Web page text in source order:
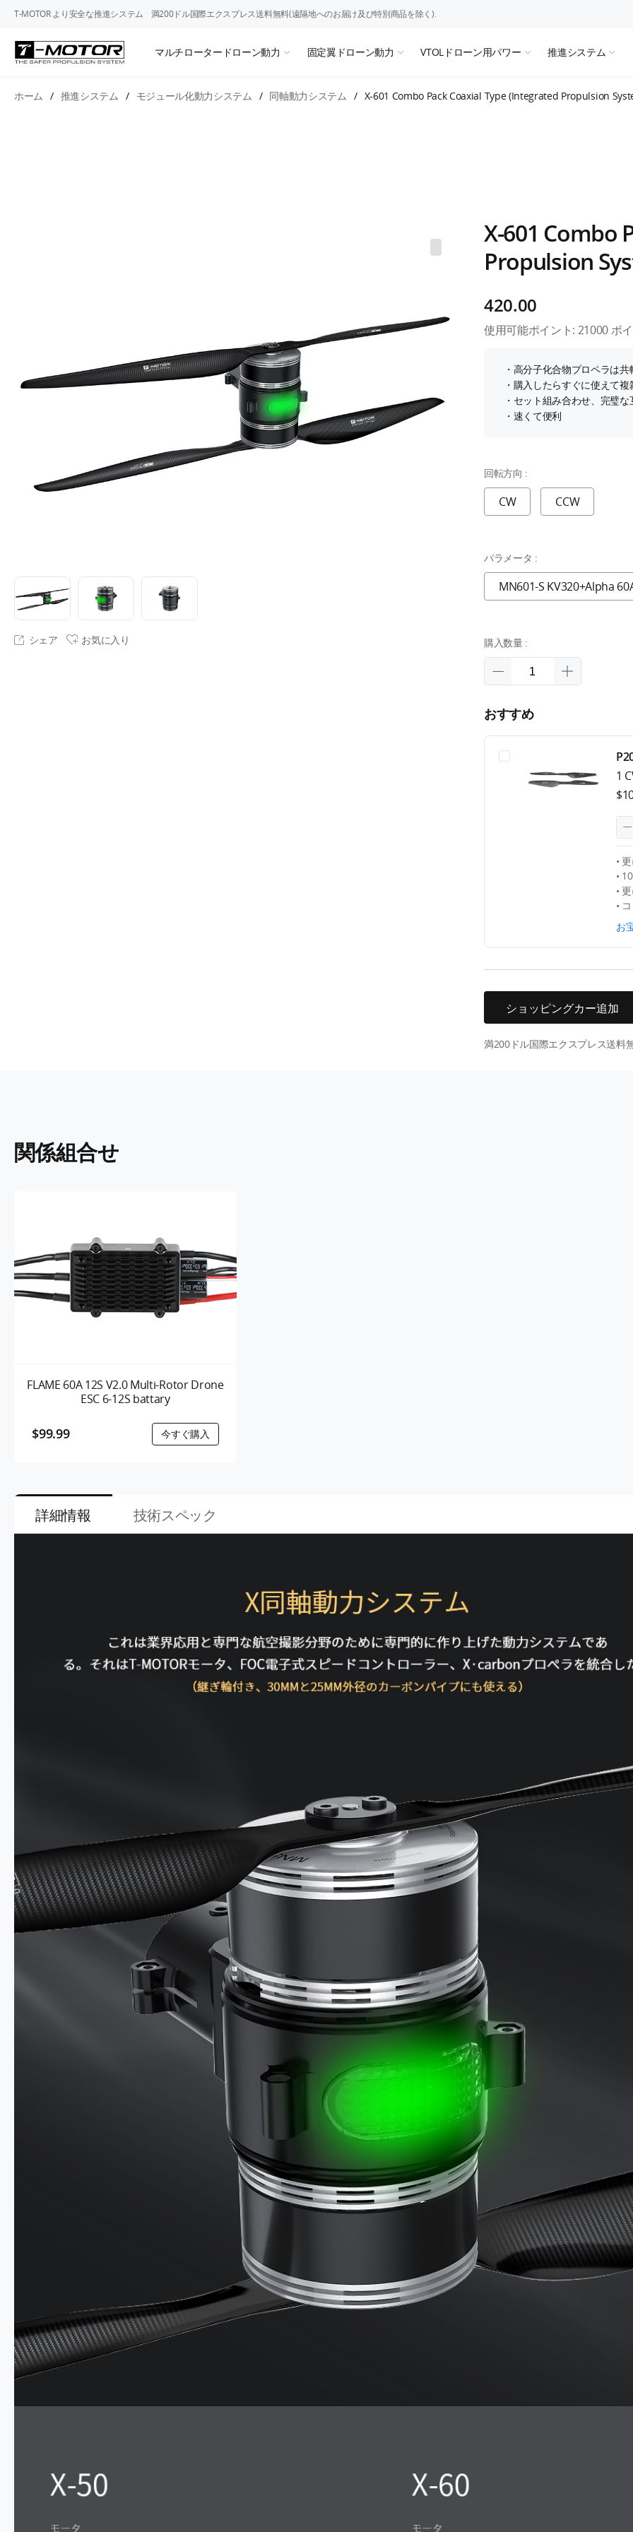
T-MOTOR より安全な推進システム 満200ドル国際エクスプレス送料無料(遠隔地へのお届け及び特別商品を除く).
マルチロータードローン動力 固定翼ドローン動力 VTOLドローン用パワー 推進システム
ホーム / 推進システム / モジュール化動力システム / 同軸動力システム / X-601 Combo Pack Coaxial Type (Integrated Propulsion
シェア お気に入り
X-601 Combo
Propulsion
420.00
使用可能ポイント: 21000ポ
・高分子化合物プロペラは
・購入したらすぐに使えて
・セット組み合わせ、完璧
・速くて便利
回転方向 :
CW CCW
パラメータ :
MN601-S KV320+Alpha
購入数量 :
おすすめ
1
•
•
•
•
お
ショッピングカー追加
満200ドル国際エクスプレス送料
関係組合せ
FLAME 60A 12S V2.0 Multi-Rotor Drone
ESC 6-12S battary
$99.99
詳細情報 技術スペック